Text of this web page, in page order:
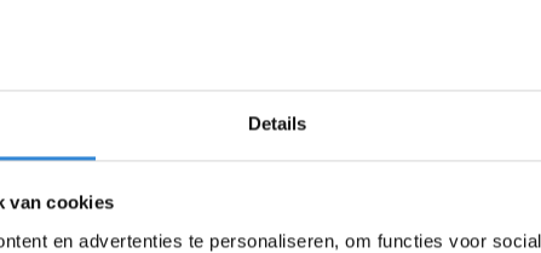
Details
van cookies
en advertenties te personaliseren, om functies voor